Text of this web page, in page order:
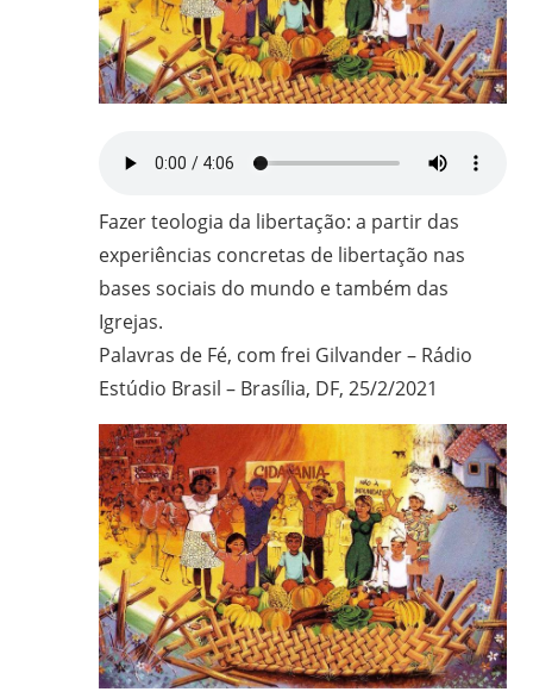
Filosofia
ITESP/SP;
Ciências
Pontifício
Instituto
doutorando
Educação
Fazer teologia da libertação: a partir das
experiências concretas de libertação nas
bases sociais do mundo e também das
Igrejas.
Palavras de Fé, com frei Gilvander – Rádio
Estúdio Brasil – Brasília, DF, 25/2/2021